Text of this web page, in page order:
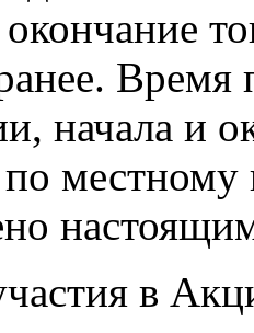
Время
начала и
по
в